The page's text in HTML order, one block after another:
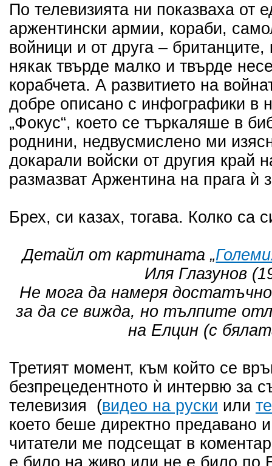
По телевизията ни показваха от
аржентински армии, кораби,
войници и от друга – британците,
някак твърде малко и твърде
корабчета. А развитието на
добре описано с инфографики в
„Фокус“, което се търкаляше в
роднини, недвусмислено ми
докарали войски от другия край
размазват Аржентина на прага ѝ
Брех, си казах, тогава. Колко са
Детайл от картината „
Иля Глазунов
Не мога да намеря
за да се вижда, но тълпите
на Елцин (с
Третият момент, към който се
безпрецедентното ѝ интервю за
телевизия (видео на руски или
което беше директно предавано
читатели ме подсещат в
е било на живо или не е било по